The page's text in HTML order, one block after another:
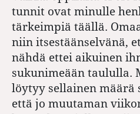
tunnit ovat minulle
tärkeimpiä täällä.
niin itsestäänselvänä,
nähdä ettei aikuinen
sukunimeään taululla.
löytyy sellainen määrä
että jo muutaman